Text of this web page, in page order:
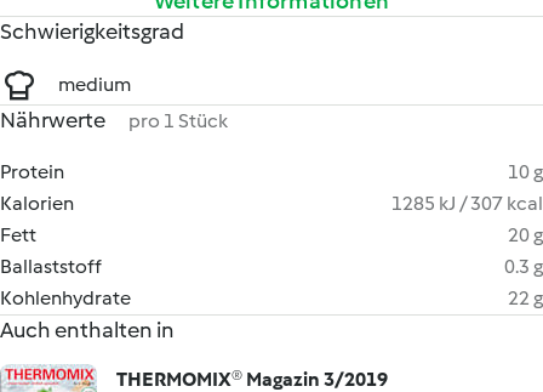
Schwierigkeitsgrad
medium
Nährwerte pro 1 Stück
Protein
10 g
Kalorien
1285 kJ / 307 kcal
Fett
20 g
Ballaststoff
0.3 g
Kohlenhydrate
22 g
Auch enthalten in
THERMOMIX® Magazin 3/2019